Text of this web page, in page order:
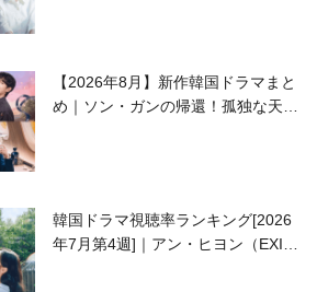
【2026年8月】新作韓国ドラマまと
め｜ソン・ガンの帰還！孤独な天才
韓国ドラマ視聴率ランキング[2026
年7月第4週]｜アン・ヒヨン（EXID